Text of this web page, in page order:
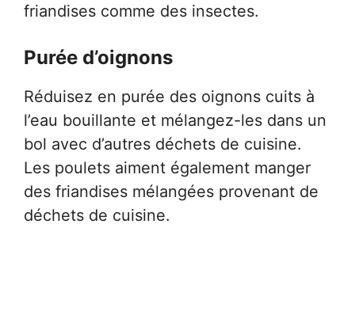
friandises comme des insectes.
Purée d’oignons
Réduisez en purée des oignons cuits à
l’eau bouillante et mélangez-les dans un
bol avec d’autres déchets de cuisine.
Les poulets aiment également manger
des friandises mélangées provenant de
déchets de cuisine.